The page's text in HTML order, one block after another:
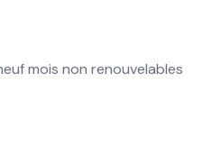
mois non renouvelables